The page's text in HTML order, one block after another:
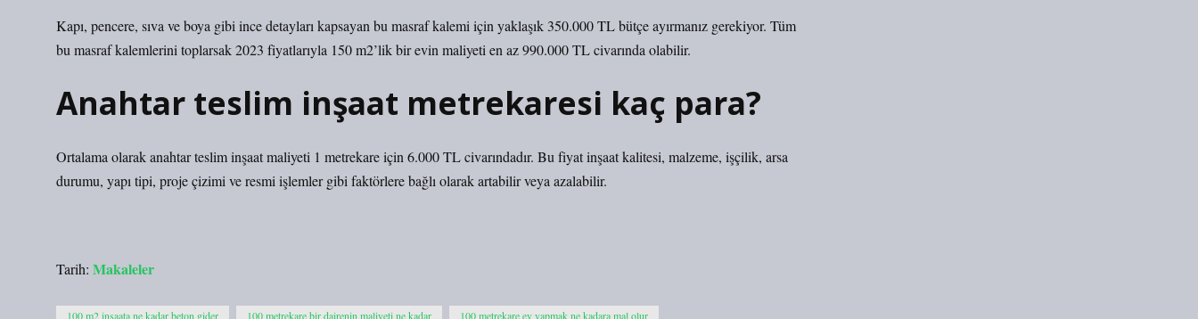
Kapı, pencere, sıva ve boya gibi ince detayları kapsayan bu masraf kalemi için yaklaşık 350.000 TL bütçe ayırmanız gerekiyor. Tüm
bu masraf kalemlerini toplarsak 2023 fiyatlarıyla 150 m2’lik bir evin maliyeti en az 990.000 TL civarında olabilir.
Anahtar teslim inşaat metrekaresi kaç para?
Ortalama olarak anahtar teslim inşaat maliyeti 1 metrekare için 6.000 TL civarındadır. Bu fiyat inşaat kalitesi, malzeme, işçilik, arsa
durumu, yapı tipi, proje çizimi ve resmi işlemler gibi faktörlere bağlı olarak artabilir veya azalabilir.
Tarih: Makaleler
100 m2 inşaata ne kadar beton gider 100 metrekare bir dairenin maliyeti ne kadar 100 metrekare ev yapmak ne kadara mal olur